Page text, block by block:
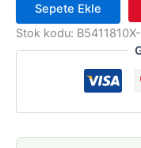
BOBİN
ENDÜKSİYON
323
adet
Sepete Ekle
Stok kodu: